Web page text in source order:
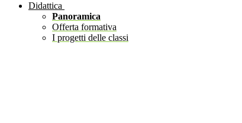
Didattica
Panoramica
Offerta formativa
I progetti delle classi